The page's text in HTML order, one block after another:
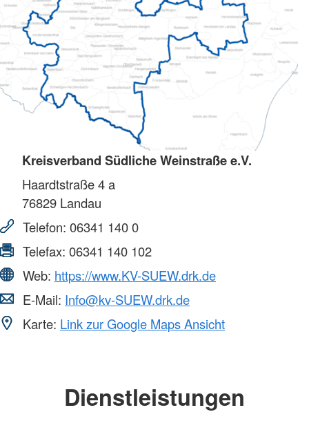
Kreisverband Südliche Weinstraße e.V.
Haardtstraße 4 a
76829 Landau
Telefon: 06341 140 0
Telefax: 06341 140 102
Web: https://www.KV-SUEW.drk.de
E-Mail: Info@kv-SUEW.drk.de
Karte: Link zur Google Maps Ansicht
Dienstleistungen